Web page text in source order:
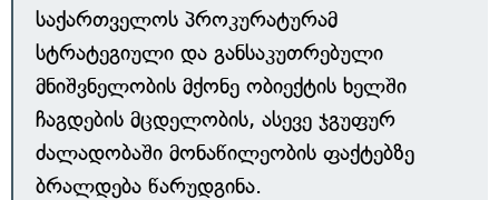
საქართველოს პროკურატურამ
სტრატეგიული და განსაკუთრებული
მნიშვნელობის მქონე ობიექტის ხელში
ჩაგდების მცდელობის, ასევე ჯგუფურ
ძალადობაში მონაწილეობის ფაქტებზე
ბრალდება წარუდგინა.